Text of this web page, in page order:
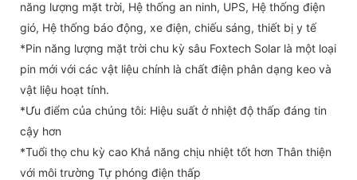
năng lượng mặt trời, Hệ thống an ninh, UPS, Hệ thống điện
gió, Hệ thống báo động, xe điện, chiếu sáng, thiết bị y tế
*Pin năng lượng mặt trời chu kỳ sâu Foxtech Solar là một loại
pin mới với các vật liệu chính là chất điện phân dạng keo và
vật liệu hoạt tính.
*Ưu điểm của chúng tôi: Hiệu suất ở nhiệt độ thấp đáng tin
cậy hơn
*Tuổi thọ chu kỳ cao Khả năng chịu nhiệt tốt hơn Thân thiện
với môi trường Tự phóng điện thấp